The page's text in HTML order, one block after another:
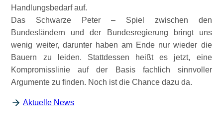
Handlungsbedarf auf.
Das Schwarze Peter – Spiel zwischen den
Bundesländern und der Bundesregierung bringt uns
wenig weiter, darunter haben am Ende nur wieder die
Bauern zu leiden. Stattdessen heißt es jetzt, eine
Kompromisslinie auf der Basis fachlich sinnvoller
Argumente zu finden. Noch ist die Chance dazu da.
Aktuelle News